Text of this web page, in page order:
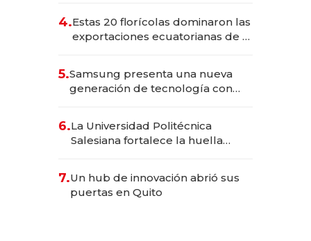
4.Estas 20 florícolas dominaron las
exportaciones ecuatorianas de la
5.Samsung presenta una nueva
generación de tecnología con
6.La Universidad Politécnica
Salesiana fortalece la huella
7.Un hub de innovación abrió sus
puertas en Quito